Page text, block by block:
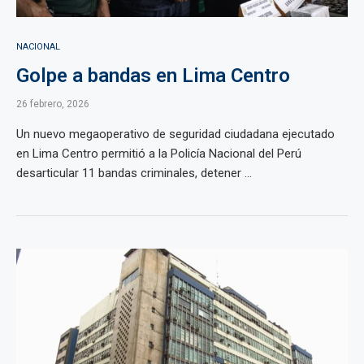
NACIONAL
Golpe a bandas en Lima Centro
26 febrero, 2026
Un nuevo megaoperativo de seguridad ciudadana ejecutado
en Lima Centro permitió a la Policía Nacional del Perú
desarticular 11 bandas criminales, detener ...